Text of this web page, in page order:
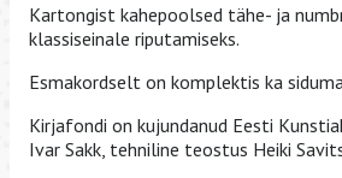
Kartongist kahepoolsed tähe- ja
klassiseinale riputamiseks.
Esmakordselt on komplektis ka
Kirjafondi on kujundanud Eesti
Ivar Sakk, tehniline teostus Heiki